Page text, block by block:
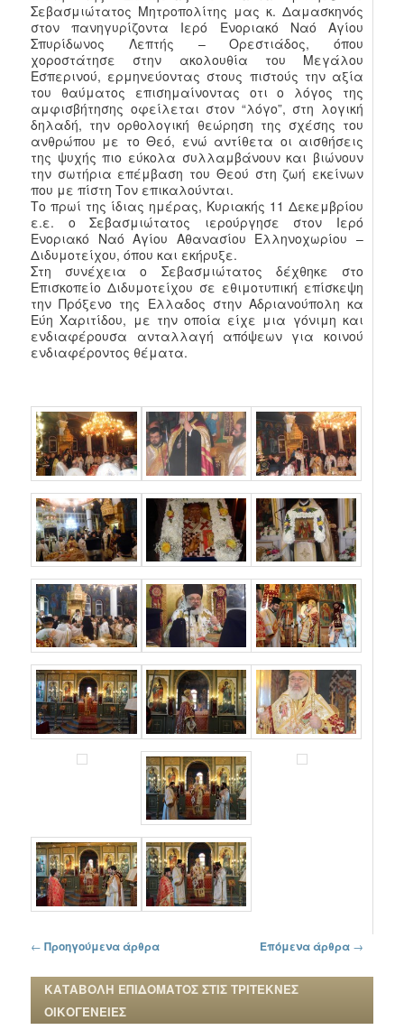
Σεβασμιώτατος Μητροπολίτης μας κ. Δαμασκηνός
στον πανηγυρίζοντα Ιερό Ενοριακό Ναό Αγίου
Σπυρίδωνος Λεπτής – Ορεστιάδος, όπου
χοροστάτησε στην ακολουθία του Μεγάλου
Εσπερινού, ερμηνεύοντας στους πιστούς την αξία
του θαύματος επισημαίνοντας οτι ο λόγος της
αμφισβήτησης οφείλεται στον “λόγο”, στη λογική
δηλαδή, την ορθολογική θεώρηση της σχέσης του
ανθρώπου με το Θεό, ενώ αντίθετα οι αισθήσεις
της ψυχής πιο εύκολα συλλαμβάνουν και βιώνουν
την σωτήρια επέμβαση του Θεού στη ζωή εκείνων
που με πίστη Τον επικαλούνται.
Το πρωί της ίδιας ημέρας, Κυριακής 11 Δεκεμβρίου
ε.ε. ο Σεβασμιώτατος ιερούργησε στον Ιερό
Ενοριακό Ναό Αγίου Αθανασίου Ελληνοχωρίου –
Διδυμοτείχου, όπου και εκήρυξε.
Στη συνέχεια ο Σεβασμιώτατος δέχθηκε στο
Επισκοπείο Διδυμοτείχου σε εθιμοτυπική επίσκεψη
την Πρόξενο της Ελλαδος στην Αδριανούπολη κα
Εύη Χαριτίδου, με την οποία είχε μια γόνιμη και
ενδιαφέρουσα ανταλλαγή απόψεων για κοινού
ενδιαφέροντος θέματα.
Πλοήγηση στα άρθρα
← Προηγούμενα άρθρα Επόμενα άρθρα →
ΚΑΤΑΒΟΛΗ ΕΠΙΔΟΜΑΤΟΣ ΣΤΙΣ ΤΡΙΤΕΚΝΕΣ
ΟΙΚΟΓΕΝΕΙΕΣ